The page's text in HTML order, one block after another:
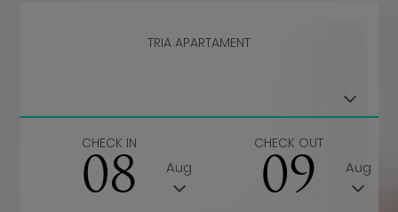
TRIA APARTAMENT
CHECK IN
08 Aug
CHECK OUT
09 Aug